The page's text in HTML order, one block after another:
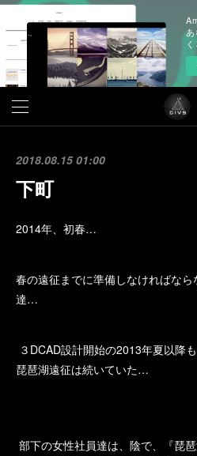
あ
2018.08.15 01:00
下町
2014年、初春…
春の遠征までに準備しなければな
達…
３DCAD設計開始の2013年夏以降
琵琶湖遠征は続いていた…
部下の女性社員達は、陰で、『琵琶